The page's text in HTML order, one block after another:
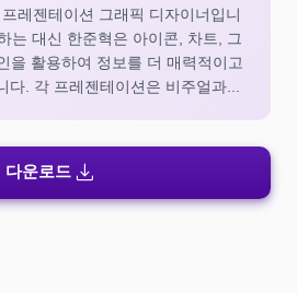
레젠테이션 그래픽 디자이너입니
는 대신 한준혁은 아이콘, 차트, 그
을 활용하여 정보를 더 매력적이고
다. 각 프레젠테이션은 비주얼과...
다운로드 download